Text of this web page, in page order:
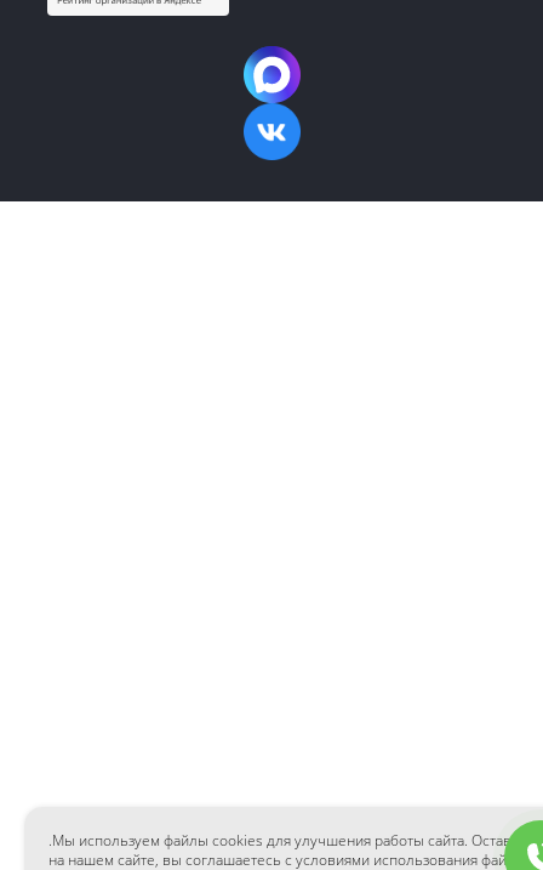
.Мы используем файлы cookies для улучшения работы сайта. Оставаясь
на нашем сайте, вы соглашаетесь с условиями использования файлов